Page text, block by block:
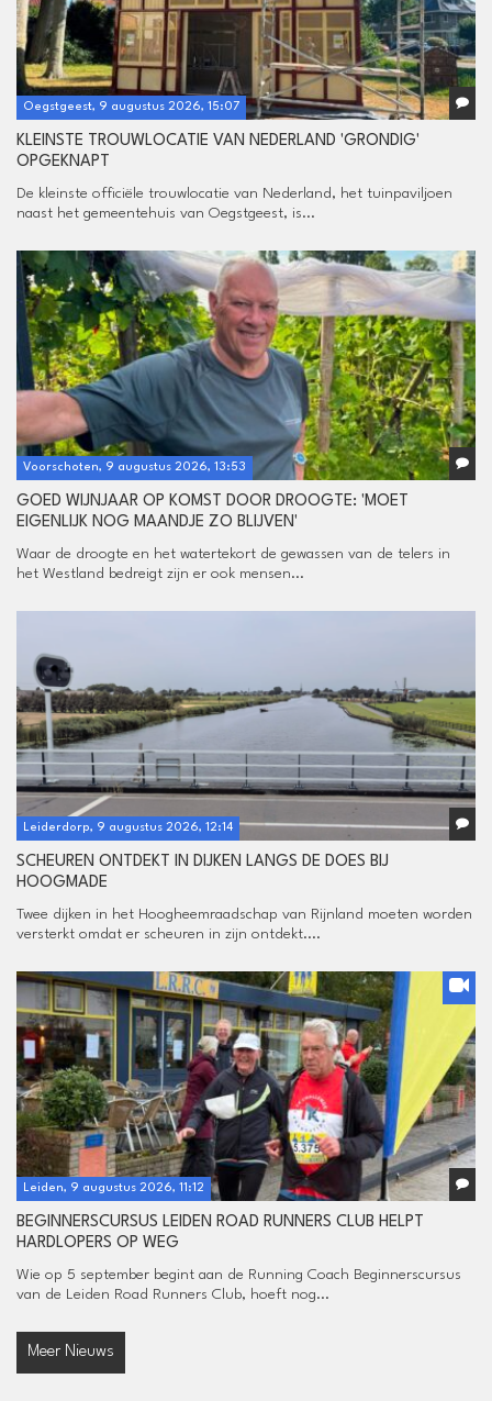
Oegstgeest, 9 augustus 2026, 15:07
KLEINSTE TROUWLOCATIE VAN NEDERLAND 'GRONDIG'
OPGEKNAPT
De kleinste officiële trouwlocatie van Nederland, het tuinpaviljoen
naast het gemeentehuis van Oegstgeest, is...
Voorschoten, 9 augustus 2026, 13:53
GOED WIJNJAAR OP KOMST DOOR DROOGTE: 'MOET
EIGENLIJK NOG MAANDJE ZO BLIJVEN'
Waar de droogte en het watertekort de gewassen van de telers in
het Westland bedreigt zijn er ook mensen...
Leiderdorp, 9 augustus 2026, 12:14
SCHEUREN ONTDEKT IN DIJKEN LANGS DE DOES BIJ
HOOGMADE
Twee dijken in het Hoogheemraadschap van Rijnland moeten worden
versterkt omdat er scheuren in zijn ontdekt....
Leiden, 9 augustus 2026, 11:12
BEGINNERSCURSUS LEIDEN ROAD RUNNERS CLUB HELPT
HARDLOPERS OP WEG
Wie op 5 september begint aan de Running Coach Beginnerscursus
van de Leiden Road Runners Club, hoeft nog...
Meer Nieuws